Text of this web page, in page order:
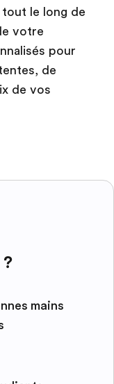
le long de
votre
pour
de
de vos
mains